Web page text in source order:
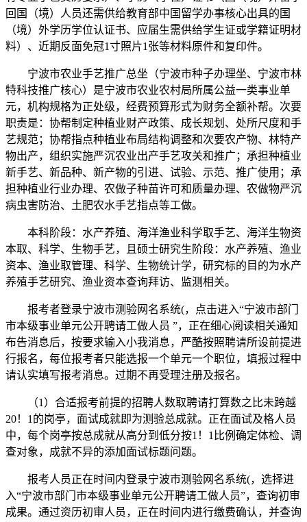
回国（境）人员还需供给教育部中国留学办事核心出具的国
（境）外学历学位认证书、应届生需供给学生证或学籍证明材
料）、近期反面免冠1寸照片1张等材料原件和复印件。
宁波市农业手艺推广总坐（宁波市种子办理坐、宁波市林
特科技推广核心）是宁波市农业农村局所属公益一类事业单
元，机构规格为正处级，经费预算形式为财务全额补帮。次要
职责是：协帮制定种植业财产政策、成长规划、处所尺度和手
艺规范；协帮指点种植业布局结构调整和次要农产物、林特产
物出产，组织实施严沉农业出产手艺攻关和推广；承担种植业
新手艺、新品种、新产物的引进、试验、示范、推广使用；承
担种植业行业办理、农做子种苗许可和质量办理、农做物严沉
病虫害防治、土肥农水手艺指点等工做。
本科阶段：水产养殖、海洋渔业科学取手艺、海洋生物资
本取、科学、生物手艺，且硕士研究生阶段：水产养殖、渔业
资本、渔业取管理、科学、生物统计学，研究标的目的为水产
养殖手艺研究、渔业资本查询拜访、监测相关。
报考者登录宁波市测验网名系统(，点击进入“宁波市部门
市本级事业单元公开聘请工做人员 ”，正在细心阅读相关通知
布告消息后，按要求输入小我消息，严酷按照聘请所设前提进
行报名，每位报考者只能选报一个单元一个职位，填报过程中
请认实填写报考消息。过期不再受理注册及报名。
（1）合适报考前提的招聘人数取聘请打算数之比未跨越
20！1的岗亭，面试成就即为测验总成就。正在面试及格人员
中，每个岗亭按总成就从高分到低分按1！1比例确定体检、调
查对象，成就不异的添加面试标题问题。
报考人员正在时间内登录宁波市测验网名系统(，选择进
入“宁波市部门市本级事业单元公开聘请工做人员”，查询初审
成果。通过资历初审人员，正在时间内进行缴费确认，并查询